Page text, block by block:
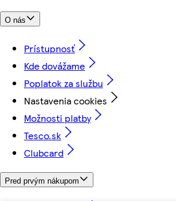
O nás
Prístupnosť
Kde dovážame
Poplatok za službu
Nastavenia cookies
Možnosti platby
Tesco.sk
Clubcard
Pred prvým nákupom